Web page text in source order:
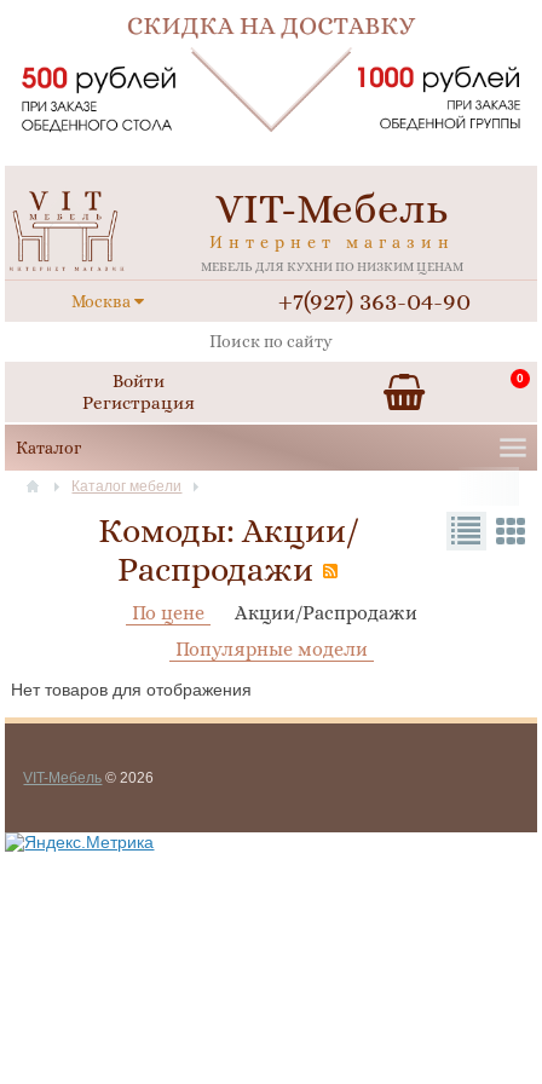
VIT-Мебель
Интернет магазин
МЕБЕЛЬ ДЛЯ КУХНИ ПО НИЗКИМ ЦЕНАМ
Москва +7(927) 363-04-90
Войти
Регистрация
0
Каталог мебели
Комоды: Акции/
Распродажи
По цене
Акции/Распродажи
Популярные модели
Нет товаров для отображения
VIT-Мебель © 2026